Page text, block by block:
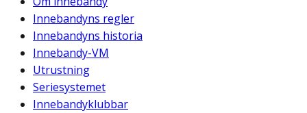
Innebandyns regler
Innebandyns historia
Innebandy-VM
Utrustning
Seriesystemet
Innebandyklubbar